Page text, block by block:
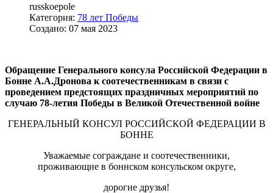
russkoepole
Категория: 78 лет Победы
Создано: 07 мая 2023
Обращение Генерального консула Российской Федерации в
Бонне А.А.Дронова к соотечественникам в связи с
проведением предстоящих праздничных мероприятий по
случаю 78-летия Победы в Великой Отечественной войне
ГЕНЕРАЛЬНЫЙ КОНСУЛ РОССИЙСКОЙ ФЕДЕРАЦИИ В
БОННЕ
Уважаемые сограждане и соотечественники,
проживающие в боннском консульском округе,
дорогие друзья!